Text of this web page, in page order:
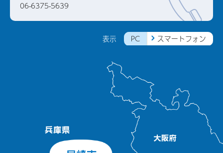
表示 PC スマートフォン
06-6375-5639